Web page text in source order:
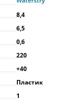
8,4
6,5
0,6
220
+40
Пластик
1